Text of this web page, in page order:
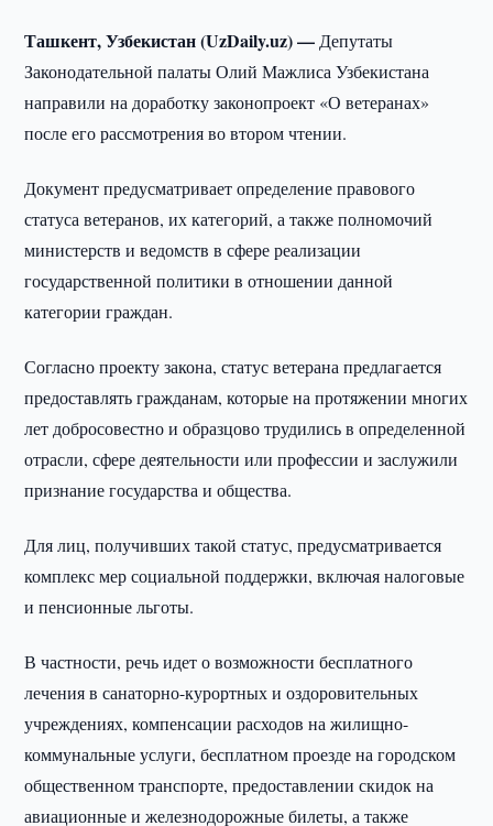
Ташкент, Узбекистан (UzDaily.uz) —Депутаты
Законодательной палаты Олий Мажлиса Узбекистана
направили на доработку законопроект «О ветеранах»
после его рассмотрения во втором чтении.
Документ предусматривает определение правового
статуса ветеранов, их категорий, а также полномочий
министерств и ведомств в сфере реализации
государственной политики в отношении данной
категории граждан.
Согласно проекту закона, статус ветерана предлагается
предоставлять гражданам, которые на протяжении многих
лет добросовестно и образцово трудились в определенной
отрасли, сфере деятельности или профессии и заслужили
признание государства и общества.
Для лиц, получивших такой статус, предусматривается
комплекс мер социальной поддержки, включая налоговые
и пенсионные льготы.
В частности, речь идет о возможности бесплатного
лечения в санаторно-курортных и оздоровительных
учреждениях, компенсации расходов на жилищно-
коммунальные услуги, бесплатном проезде на городском
общественном транспорте, предоставлении скидок на
авиационные и железнодорожные билеты, а также